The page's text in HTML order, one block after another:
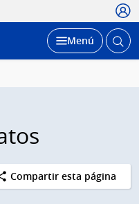
Desplegar
Menú Abrir
Compartir esta página